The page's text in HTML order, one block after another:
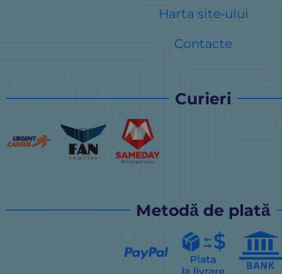
Harta site-ului
Contacte
Curieri
Metodă de plată